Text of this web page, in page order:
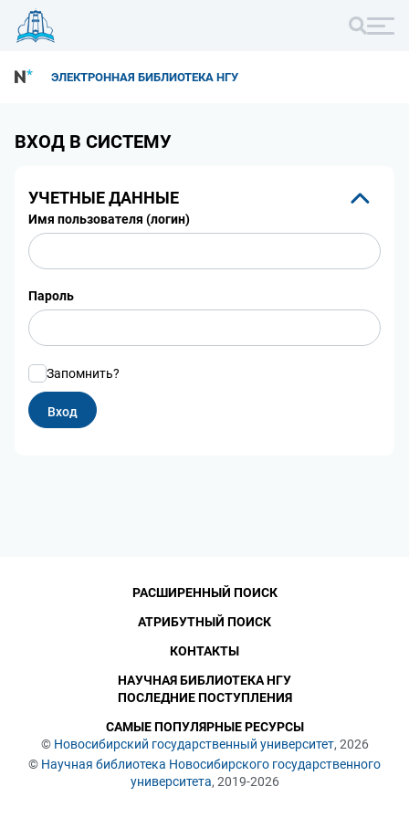
ЭЛЕКТРОННАЯ БИБЛИОТЕКА НГУ
ВХОД В СИСТЕМУ
УЧЕТНЫЕ ДАННЫЕ
Имя пользователя (логин)
Пароль
Запомнить?
© Новосибирский государственный университет, 2026
© Научная библиотека Новосибирского государственного
университета, 2019-2026
РАСШИРЕННЫЙ ПОИСК
АТРИБУТНЫЙ ПОИСК
КОНТАКТЫ
НАУЧНАЯ БИБЛИОТЕКА НГУ
ПОСЛЕДНИЕ ПОСТУПЛЕНИЯ
САМЫЕ ПОПУЛЯРНЫЕ РЕСУРСЫ